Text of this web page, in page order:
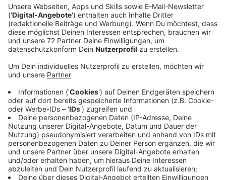
Am 25. Mai veranstaltet die Evangelische
Kirchengemeinde Ibbenbüren eine einzigartige
Pop-up-Trauung. Verliebte lassen sich spontan
segnen oder kirchlich trauen. Vier Locations rund
um die Christuskirche stehen zur Auswahl.
Interessierte sichern sich vorab online einen
Termin.
Anzeige
Einzigartige Trauungslocations
Anzeige